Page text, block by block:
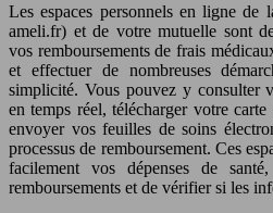
Les espaces personnels en ligne de
ameli.fr) et de votre mutuelle sont
vos remboursements de frais
et effectuer de nombreuses
simplicité. Vous pouvez y consulter
en temps réel, télécharger votre
envoyer vos feuilles de soins
processus de remboursement. Ces
facilement vos dépenses de
remboursements et de vérifier si les